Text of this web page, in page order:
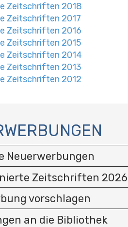
Zeitschriften 2018
Zeitschriften 2017
Zeitschriften 2016
Zeitschriften 2015
Zeitschriften 2014
Zeitschriften 2013
Zeitschriften 2012
Neuerwerbungen
Zeitschriften 2026
vorschlagen
an die Bibliothek